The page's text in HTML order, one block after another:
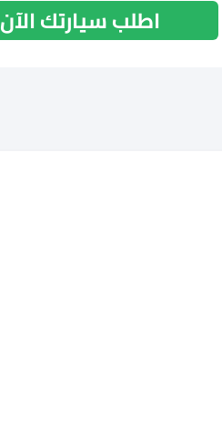
اطلب سيارتك الآن